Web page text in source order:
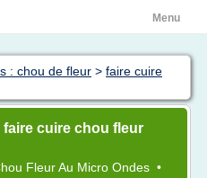
Menu
: chou de fleur > faire cuire
cuire chou fleur
FleurAu Micro Ondes •